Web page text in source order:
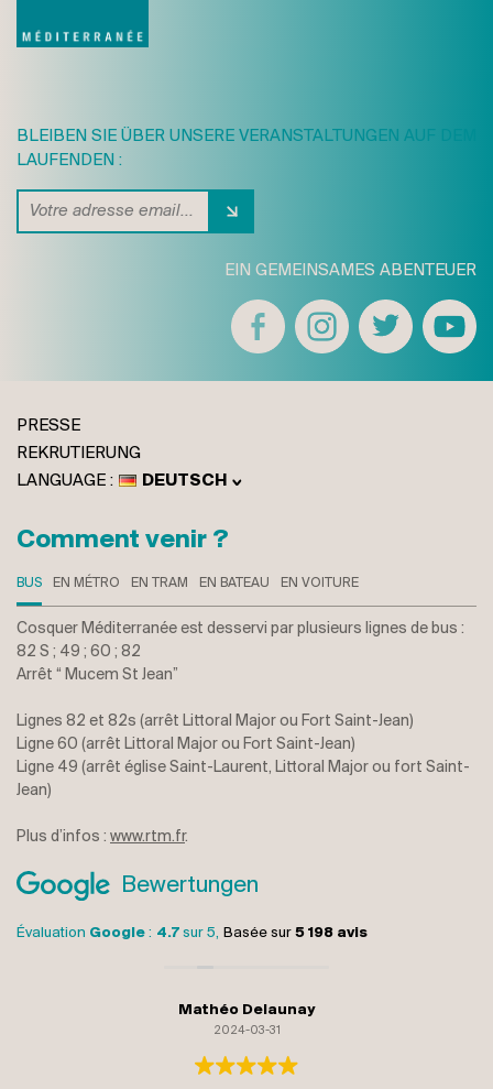
BLEIBEN SIE ÜBER UNSERE VERANSTALTUNGEN AUF DEM
LAUFENDEN :
EIN GEMEINSAMES ABENTEUER
PRESSE
REKRUTIERUNG
DEUTSCH
ENGLISH
Comment venir ?
BUS EN MÉTRO EN TRAM EN BATEAU EN VOITURE
Cosquer Méditerranée est desservi par plusieurs lignes de bus :
82 S ; 49 ; 60 ; 82
Arrêt “ Mucem St Jean”
Lignes 82 et 82s (arrêt Littoral Major ou Fort Saint-Jean)
Ligne 60 (arrêt Littoral Major ou Fort Saint-Jean)
Ligne 49 (arrêt église Saint-Laurent, Littoral Major ou fort Saint-
Jean)
Plus d’infos : www.rtm.fr.
Bewertungen
Mathéo Delaunay
2024-03-31
Évaluation Google : 4.7 sur 5, Basée sur 5 198 avis